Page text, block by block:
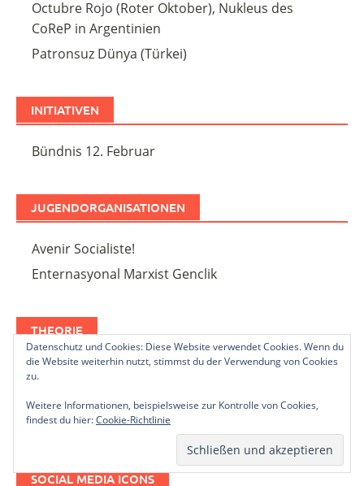
Octubre Rojo (Roter Oktober), Nukleus des
CoReP in Argentinien
Patronsuz Dünya (Türkei)
INITIATIVEN
Bündnis 12. Februar
JUGENDORGANISATIONEN
Avenir Socialiste!
Enternasyonal Marxist Genclik
THEORIE
Marxistisches Internet Archiv
Michael Roberts Blog
Trotzkistisches Archiv Österreich
SOCIAL MEDIA ICONS
Datenschutz und Cookies: Diese Website verwendet Cookies. Wenn du
die Website weiterhin nutzt, stimmst du der Verwendung von Cookies
zu.
Weitere Informationen, beispielsweise zur Kontrolle von Cookies,
findest du hier:Cookie-Richtlinie